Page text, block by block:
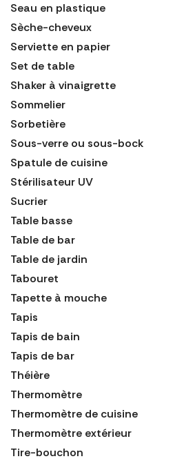
Seau en plastique
Sèche-cheveux
Serviette en papier
Set de table
Shaker à vinaigrette
Sommelier
Sorbetière
Sous-verre ou sous-bock
Spatule de cuisine
Stérilisateur UV
Sucrier
Table basse
Table de bar
Table de jardin
Tabouret
Tapette à mouche
Tapis
Tapis de bain
Tapis de bar
Théière
Thermomètre
Thermomètre de cuisine
Thermomètre extérieur
Tire-bouchon